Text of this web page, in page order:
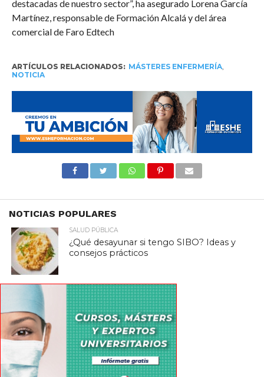
destacadas de nuestro sector”, ha asegurado Lorena García
Martínez, responsable de Formación Alcalá y del área
comercial de Faro Edtech
ARTÍCULOS RELACIONADOS: MÁSTERES ENFERMERÍA,
NOTICIA
NOTICIAS POPULARES
SALUD PÚBLICA
¿Qué desayunar si tengo SIBO? Ideas y
consejos prácticos